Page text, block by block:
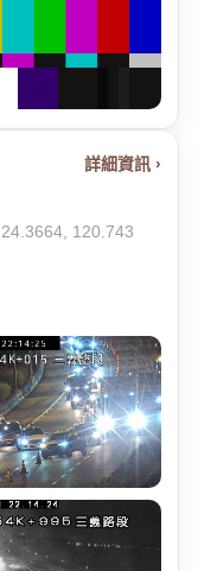
詳細資訊 ›
24.3664, 120.743